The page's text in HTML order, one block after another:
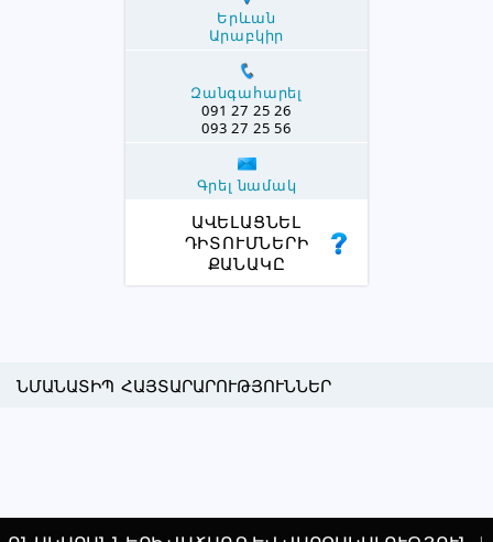
Երևան
Արաբկիր
Զանգահարել
091 27 25 26
093 27 25 56
Գրել նամակ
ԱՎԵԼԱՑՆԵԼ
ԴԻՏՈՒՄՆԵՐԻ
ՔԱՆԱԿԸ
ՆՄԱՆԱՏԻՊ ՀԱՅՏԱՐԱՐՈՒԹՅՈՒՆՆԵՐ